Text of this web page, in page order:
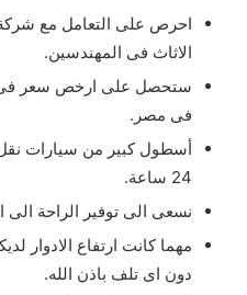
احرص على التعامل مع شركة
الاثاث فى المهندسين.
ستحصل على ارخص سعر فى
فى مصر.
أسطول كبير من سيارات
24 ساعة.
نسعى الى توفير الراحة الى
مهما كانت ارتفاع الادوار
دون اى تلف باذن الله.